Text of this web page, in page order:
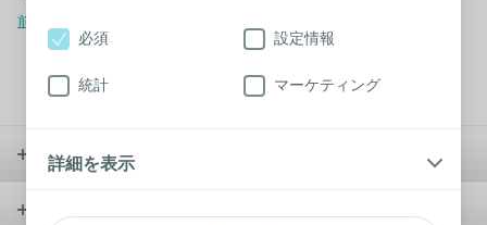
必須 設定情報
統計 マーケティング
詳細を表示
前立腺肥大症について
ストーマケア